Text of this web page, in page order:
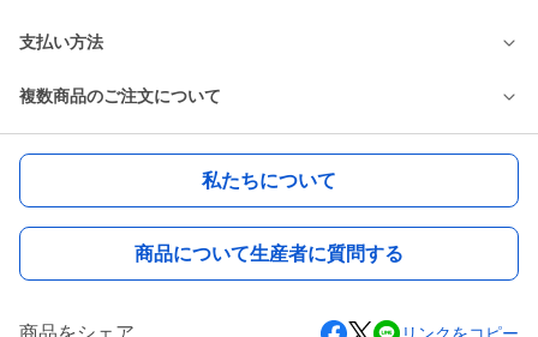
支払い方法
複数商品のご注文について
私たちについて
商品について生産者に質問する